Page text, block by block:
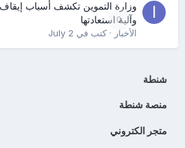
0
وزارة التموين تكشف أسباب إيقاف
وآلية استعادتها
الأخبار· كتب في July 2
شنطة
منصة شنطة
متجر الكتروني